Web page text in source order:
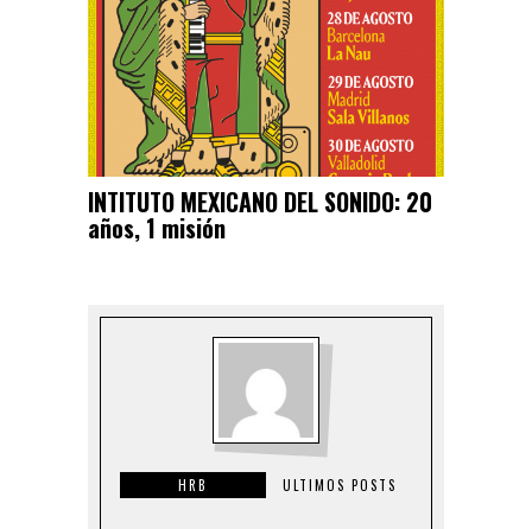
INTITUTO MEXICANO DEL SONIDO: 20
años, 1 misión
HRB ULTIMOS POSTS